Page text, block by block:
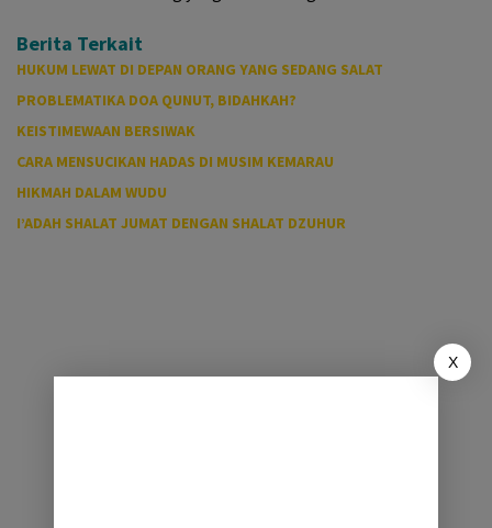
Berita Terkait
HUKUM LEWAT DI DEPAN ORANG YANG SEDANG SALAT
PROBLEMATIKA DOA QUNUT, BIDAHKAH?
KEISTIMEWAAN BERSIWAK
CARA MENSUCIKAN HADAS DI MUSIM KEMARAU
HIKMAH DALAM WUDU
I’ADAH SHALAT JUMAT DENGAN SHALAT DZUHUR
X